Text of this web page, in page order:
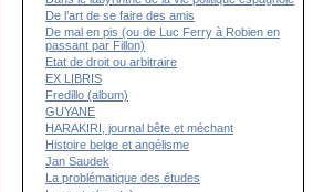
De l’art de se faire des amis
De mal en pis (ou de Luc Ferry à Robien en
passant par Fillon)
Etat de droit ou arbitraire
EX LIBRIS
Fredillo (album)
GUYANE
HARAKIRI, journal bête et méchant
Histoire belge et angélisme
Jan Saudek
La problématique des études